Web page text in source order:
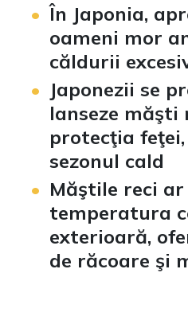
În Japonia,
oameni mor
căldurii
Japonezii se
lanseze măşti
protecţia
sezonul cald
Măştile reci
temperatura
exterioară,
de răcoare şi